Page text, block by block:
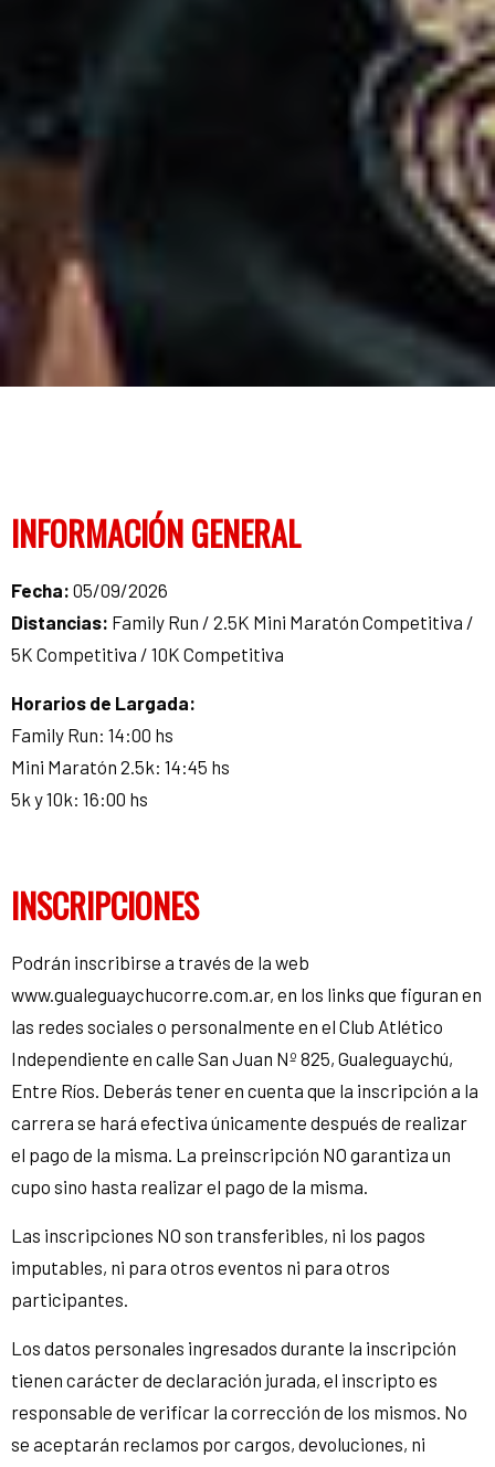
INFORMACIÓN GENERAL
Fecha: 05/09/2026
Distancias: Family Run / 2.5K Mini Maratón Competitiva /
5K Competitiva / 10K Competitiva
Horarios de Largada:
Family Run: 14:00 hs
Mini Maratón 2.5k: 14:45 hs
5k y 10k: 16:00 hs
INSCRIPCIONES
Podrán inscribirse a través de la web
www.gualeguaychucorre.com.ar, en los links que figuran en
las redes sociales o personalmente en el Club Atlético
Independiente en calle San Juan Nº 825, Gualeguaychú,
Entre Ríos. Deberás tener en cuenta que la inscripción a la
carrera se hará efectiva únicamente después de realizar
el pago de la misma. La preinscripción NO garantiza un
cupo sino hasta realizar el pago de la misma.
Las inscripciones NO son transferibles, ni los pagos
imputables, ni para otros eventos ni para otros
participantes.
Los datos personales ingresados durante la inscripción
tienen carácter de declaración jurada, el inscripto es
responsable de verificar la corrección de los mismos. No
se aceptarán reclamos por cargos, devoluciones, ni